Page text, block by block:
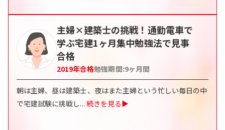
主婦×建築士の挑戦！通勤電車で
学ぶ宅建1ヶ月集中勉強法で見事
合格
2019年合格勉強期間:9ヶ月間
朝は主婦、昼は建築士、夜はまた主婦という忙しい毎日の中
で宅建試験に挑戦し... 続きを見る▶